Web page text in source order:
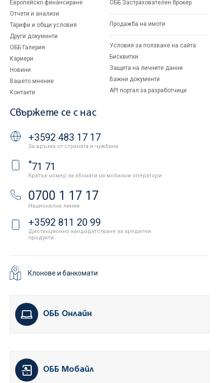
Европейско финансиране
Отчети и анализи
Тарифи и общи условия
Други документи
ОББ Галерия
Кариери
Новини
Вашето мнение
Контакти
ОББ Застрахователен брокер
Продажба на имоти
Условия за ползване на сайта
Бисквитки
Защита на личните данни
Важни документи
API портал за разработчици
Свържете се с нас
+3592 483 17 17
За връзка от страната и чужбина
*71 71
Кратък номер за абонати на мобилни оператори
0700 1 17 17
Национална линия
+3592 811 20 99
Дистанционно кандидатстване за кредитни
продукти
Клонове и банкомати
ОББ Онлайн
ОББ Мобайл